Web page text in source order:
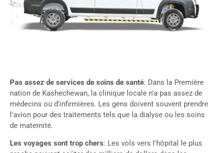
Pas assez de services de soins de santé: Dans la Première
nation de Kashechewan, la clinique locale n'a pas assez de
médecins ou d'infirmières. Les gens doivent souvent prendre
l'avion pour des traitements tels que la dialyse ou les soins
de maternité.
Les voyages sont trop chers: Les vols vers l'hôpital le plus